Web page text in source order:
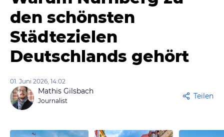
den schönsten
Städtezielen
Deutschlands gehört
01. Juni 2026, 14:02
Mathis Gilsbach
Journalist
Teilen